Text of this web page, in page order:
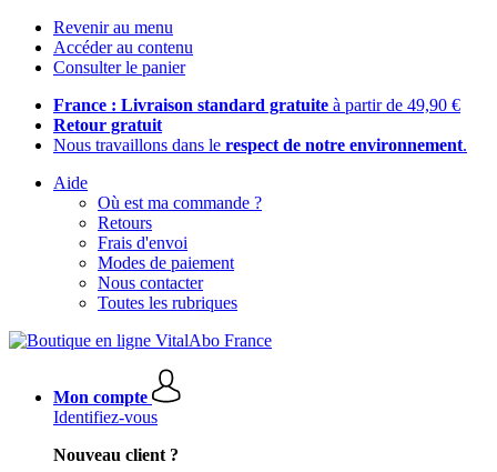
Revenir au menu
Accéder au contenu
Consulter le panier
France : Livraison standard gratuite à partir de 49,90 €
Retour gratuit
Nous travaillons dans le respect de notre environnement.
Aide
Où est ma commande ?
Retours
Frais d'envoi
Modes de paiement
Nous contacter
Toutes les rubriques
Mon compte
Identifiez-vous
Nouveau client ?